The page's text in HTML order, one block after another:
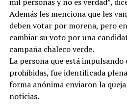
mil personas y no es verdad”,
Además les menciona que les
deben votar por morena, pero
cambiar su voto por una
campaña chaleco verde.
La persona que está
prohibidas, fue identificada
forma anónima enviaron la
noticias.